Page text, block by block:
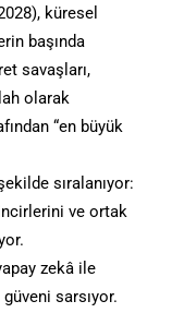
küresel
başında
savaşları,
olarak
“en büyük
sıralanıyor:
ve ortak
zekâ ile
sarsıyor.